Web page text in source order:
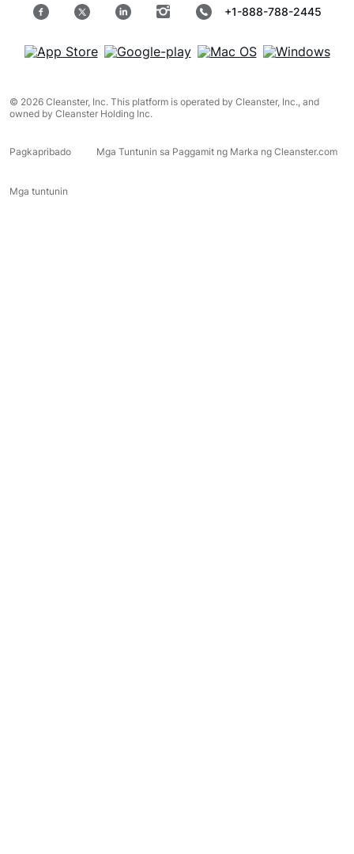
+1-888-788-2445
© 2026 Cleanster, Inc. This platform is operated by Cleanster, Inc., and
owned by Cleanster Holding Inc.
Pagkapribado Mga Tuntunin sa Paggamit ng Marka ng Cleanster.com
Mga tuntunin